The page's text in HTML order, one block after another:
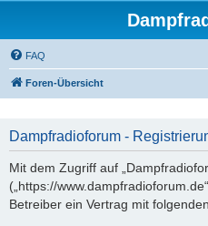
FAQ
Foren-Übersicht
Dampfradioforum -
Mit dem Zugriff auf
(„https://
Betreiber ein Vertrag mit